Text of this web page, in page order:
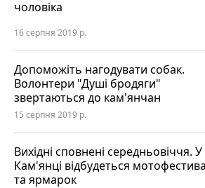
чоловіка
16 серпня 2019 р.
Допоможіть нагодувати собак.
Волонтери "Душі бродяги"
звертаються до кам'янчан
15 серпня 2019 р.
Вихідні сповнені середньовіччя. У
Кам'янці відбудеться
та ярмарок